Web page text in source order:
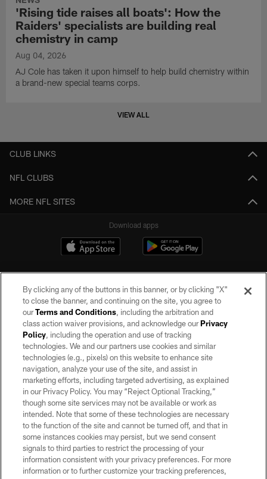
'Rising tide raises all boats': How the
Raiders' specialists are building real
chemistry in camp
Aug 04, 2026
AJ Cole has taken it upon himself to help build chemistry within
a brand-new special teams corps.
VIEW ALL
CLUB LINKS
NFL CLUBS
MORE NFL SITES
Download apps
©2026 by the Las Vegas Raiders. All rights reserved. No portion of this site
may be reproduced without the express written permission of the Las Vegas
Raiders.
PRIVACY POLICY
TERMS OF SERVICE
ACCESSIBILITY
AD CHOICES
YOUR PRIVACY CHOICES
COOKIE SETTINGS
By clicking any of the buttons in this banner, or by clicking "X"
to close the banner, and continuing on the site, you agree to
ourTerms and Conditions, including the arbitration and
class action waiver provisions, and acknowledge ourPrivacy
Policy, including the operation and use of tracking
technologies. We and our partners use cookies and similar
technologies (e.g., pixels) on this website to enhance site
navigation, analyze your use of the site, and assist in
marketing efforts, including targeted advertising, as explained
in our Privacy Policy. You may “Reject Optional Tracking,”
though some site services may not be available or work as
intended. Note that some of these technologies are necessary
to the function of the site and cannot be turned off, and that in
some instances cookies may persist, but we send consent
signals to third parties to restrict the processing of your
information consistent with your privacy preferences. For more
information or to further customize your tracking preferences,